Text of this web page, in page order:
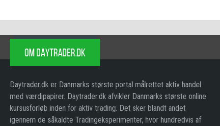
OM DAYTRADER.DK
Daytrader.dk er Danmarks største portal målrettet aktiv handel
med værdipapirer. Daytrader.dk afvikler Danmarks største online
kursusforløb inden for aktiv trading. Det sker blandt andet
igennem de såkaldte Tradingeksperimenter, hvor hundredvis af